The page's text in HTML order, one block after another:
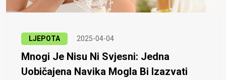
LJEPOTA 2025-04-04
Mnogi Je Nisu Ni Svjesni: Jedna
Uobičajena Navika Mogla Bi Izazvati